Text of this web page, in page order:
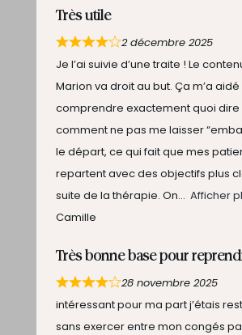
Très utile
2 décembre 2025
Je l’ai suivie d’une traite ! Le
Marion va droit au but. Ça m’a aidé
comprendre exactement quoi dire
comment ne pas me laisser
le départ, ce qui fait que mes
repartent avec des objectifs plus
suite de la thérapie. On
Afficher
Camille
Très bonne base pour
28 novembre 2025
intéressant pour ma part j’étais
sans exercer entre mon congés